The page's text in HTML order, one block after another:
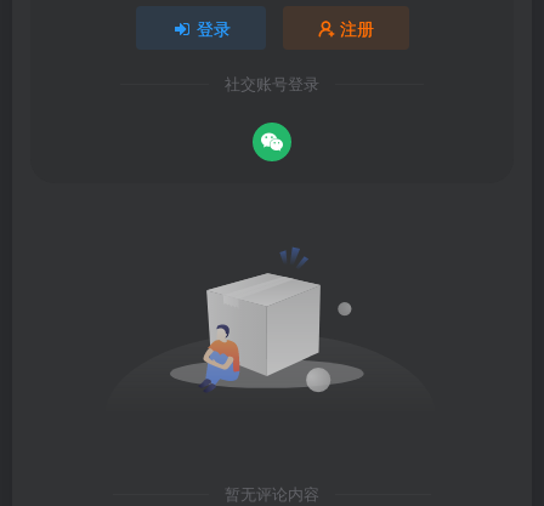
登录 注册
社交账号登录
暂无评论内容